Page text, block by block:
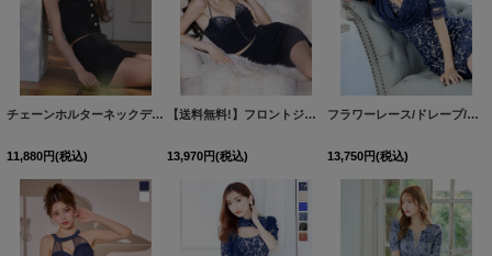
チェーンホルターネックデニムセットアップミニドレス/キャバドレス【XS-Lサイズ/1カラー】[OF03]【YN】dzjuAG
11,880円(税込)
【送料無料!】フロントジップラメドレス/ワンカラー/ビジュー/キャミソール/谷間見せ/背中見せ/ミニドレス/キャバドレス【XS-Mサイズ/1カラー】[OF03]
13,970円(税込)
フラワーレース/ドレープ/半袖/袖あり/タイト/膝丈/ワンピース/ミディアムドレス/キャバドレス【S-Mサイズ/1カラー】[HC02]
13,750円(税込)